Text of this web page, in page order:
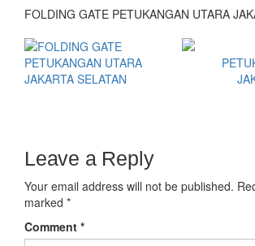
FOLDING GATE PETUKANGAN UTARA
Leave a Reply
Your email address will not be published.
marked *
Comment *